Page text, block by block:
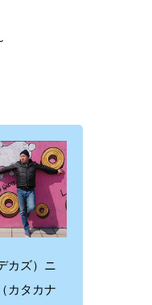
カズ）ニ
カタカナ